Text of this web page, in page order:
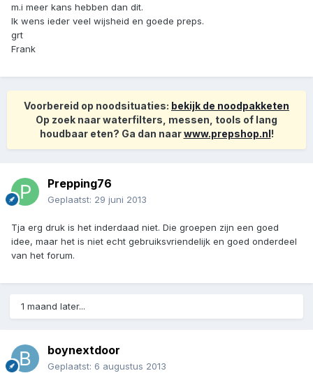
m.i meer kans hebben dan dit.
Ik wens ieder veel wijsheid en goede preps.
grt
Frank
Voorbereid op noodsituaties: bekijk de noodpakketen
Op zoek naar waterfilters, messen, tools of lang
houdbaar eten? Ga dan naarwww.prepshop.nl!
Prepping76
Geplaatst: 29 juni 2013
Tja erg druk is het inderdaad niet. Die groepen zijn een goed
idee, maar het is niet echt gebruiksvriendelijk en goed onderdeel
van het forum.
1 maand later...
boynextdoor
Geplaatst: 6 augustus 2013